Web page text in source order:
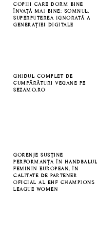
COPIII CARE DORM BINE
ÎNVAȚĂ MAI BINE: SOMNUL,
SUPERPUTEREA IGNORATĂ A
GENERAȚIEI DIGITALE
GHIDUL COMPLET DE
CUMPĂRĂTURI VEGANE PE
SEZAMO.RO
GORENJE SUSȚINE
PERFORMANȚA ÎN HANDBALUL
FEMININ EUROPEAN, ÎN
CALITATE DE PARTENER
OFICIAL AL EHF CHAMPIONS
LEAGUE WOMEN